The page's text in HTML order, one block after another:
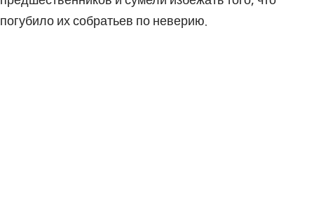
погубило их собратьев по неверию.